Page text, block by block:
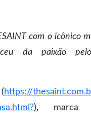
com o icônico
da paixão
https://
), marca